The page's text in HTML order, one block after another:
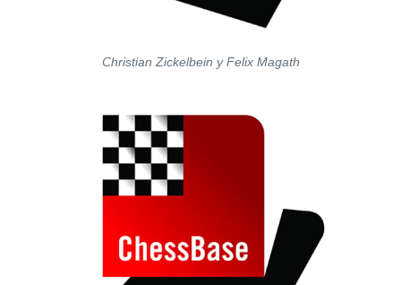
Christian Zickelbein y Felix Magath